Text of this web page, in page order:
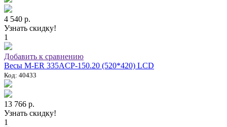
4 540 р.
Узнать скидку!
1
Добавить к сравнению
Весы M-ER 335ACP-150.20 (520*420) LCD
Код: 40433
13 766 р.
Узнать скидку!
1